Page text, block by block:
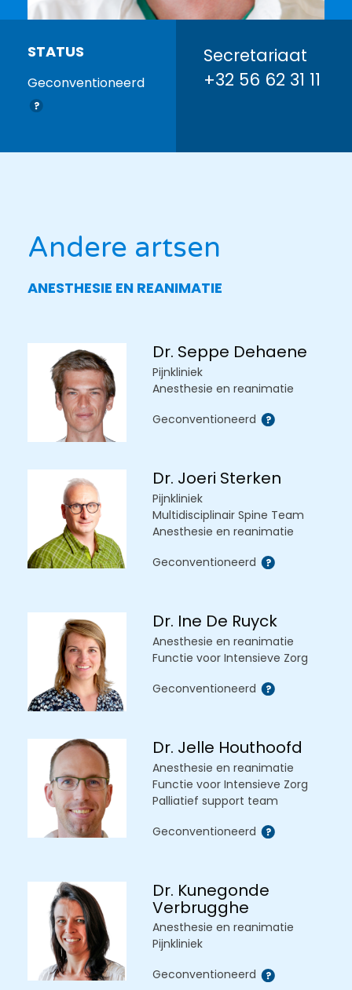
STATUS
Geconventioneerd
Secretariaat
+32 56 62 31 11
Andere artsen
ANESTHESIE EN REANIMATIE
Dr. Seppe Dehaene
Pijnkliniek
Anesthesie en reanimatie
Geconventioneerd
Dr. Joeri Sterken
Pijnkliniek
Multidisciplinair Spine Team
Anesthesie en reanimatie
Geconventioneerd
Dr. Ine De Ruyck
Anesthesie en reanimatie
Functie voor Intensieve Zorg
Geconventioneerd
Dr. Jelle Houthoofd
Anesthesie en reanimatie
Functie voor Intensieve Zorg
Palliatief support team
Geconventioneerd
Dr. Kunegonde
Verbrugghe
Anesthesie en reanimatie
Pijnkliniek
Geconventioneerd